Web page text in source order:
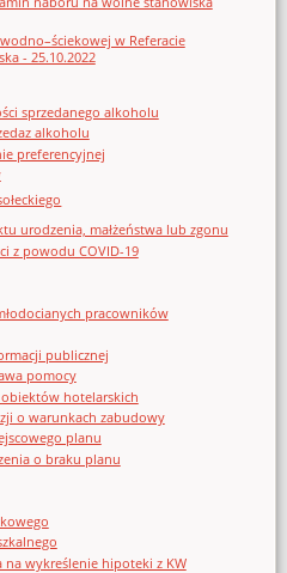
w Referacie
- 25.10.2022
sprzedanego alkoholu
alkoholu
preferencyjnej
urodzenia, małżeństwa lub zgonu
z powodu COVID-19
pracowników
publicznej
pomocy
hotelarskich
o warunkach zabudowy
planu
o braku planu
wykreślenie hipoteki z KW